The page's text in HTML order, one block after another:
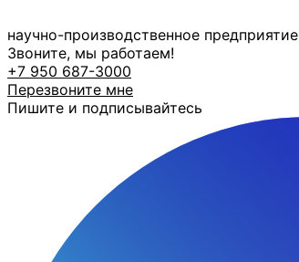
к
содержимому
научно-производственное предприятие
Звоните, мы работаем!
+7 950 687-3000
Перезвоните мне
Пишите и подписывайтесь